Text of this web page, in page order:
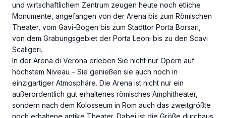
und wirtschaftlichem Zentrum zeugen heute noch etliche
Monumente, angefangen von der Arena bis zum Römischen
Theater, vom Gavi-Bogen bis zum Stadttor Porta Borsari,
von dem Grabungsgebiet der Porta Leoni bis zu den Scavi
Scaligeri.
In der Arena di Verona erleben Sie nicht nur Opern auf
höchstem Niveau – Sie genießen sie auch noch in
einzigartiger Atmosphäre. Die Arena ist nicht nur ein
außerordentlich gut erhaltenes römisches Amphitheater,
sondern nach dem Kolosseum in Rom auch das zweitgrößte
noch erhaltene antike Theater. Dabei ist die Größe durchaus